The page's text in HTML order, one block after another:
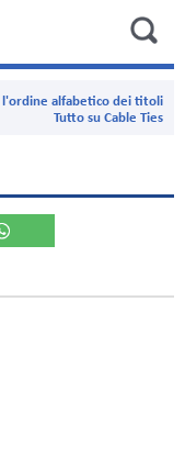
l'ordine alfabetico dei titoli
Tutto su Cable Ties